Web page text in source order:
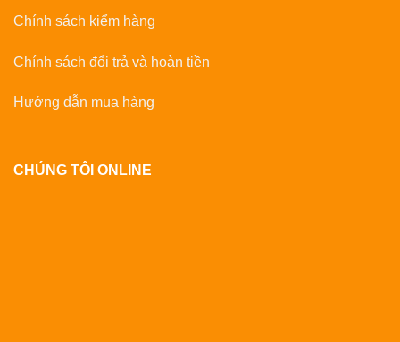
Chính sách kiểm hàng
Chính sách đổi trả và hoàn tiền
Hướng dẫn mua hàng
CHÚNG TÔI ONLINE